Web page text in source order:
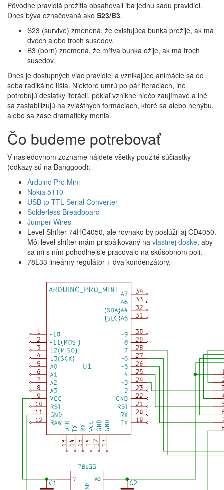
Pôvodne pravidlá prežitia obsahovali iba jednu sadu pravidiel.
Dnes býva označovaná ako S23/B3.
S23 (survive) zmenená, že existujúca bunka prežije, ak má
dvoch alebo troch susedov.
B3 (born) znemená, že mŕtva bunka ožije, ak má troch
susedov.
Dnes je dostupných viac pravidiel a vznikajúce animácie sa od
seba radikálne líšia. Niektoré umrú po pár iteráciách, iné
potrebujú desiatky iterácii, pokiaľ vznikne niečo zaujímavé a iné
sa zastabilizujú na zvláštnych formáciach, ktoré sa alebo nehýbu,
alebo sa zase dramaticky menia.
Čo budeme potrebovať
V nasledovnom zozname nájdete všetky použité súčiastky
(odkazy sú na Banggood):
Arduino Pro Mini
Nokia 5110
USB to TTL Serial Converter
Solderless Breadboard
Jumper Wires
Level Shifter 74HC4050, ale rovnako by poslúžil aj CD4050.
Môj level shifter mám prispájkovaný na vlastnej doske, aby
sa mi s ním pohodlnejšie pracovalo na skúšobnom poli.
78L33 lineárny regulátor + dva kondenzátory.